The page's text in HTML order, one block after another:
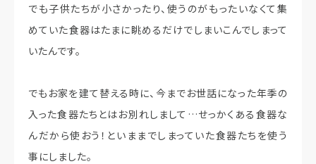
でも子供たちが小さかったり、使うのがもったいなくて集
めていた食器はたまに眺めるだけでしまいこんでしまって
いたんです。
でもお家を建て替える時に、今までお世話になった年季の
入った食器たちとはお別れしまして…せっかくある食器な
んだから使おう！といままでしまっていた食器たちを使う
事にしました。